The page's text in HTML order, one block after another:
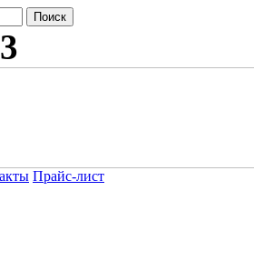
Прайс-лист